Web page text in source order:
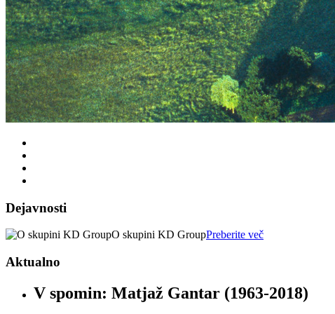
Dejavnosti
O skupini KD GroupPreberite več
Aktualno
V spomin: Matjaž Gantar (1963-2018)